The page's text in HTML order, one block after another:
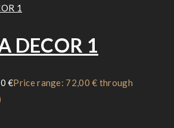
DECOR 1
€Price range: 72,00 € through